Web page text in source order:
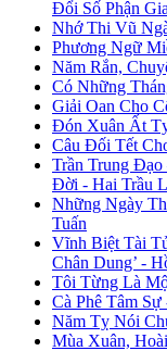
Đổi Số Phận
Nhớ Thi Vũ
Phương Ngữ
Năm Rắn,
Có Những
Giải Oan Cho
Đón Xuân Ất
Câu Đối Tết
Trần Trung
Đời - Hai Trầu
Những Ngày
Tuấn
Vĩnh Biệt Tài
Chân Dung’ -
Tôi Từng Là
Cà Phê Tâm
Năm Tỵ Nói
Mùa Xuân,